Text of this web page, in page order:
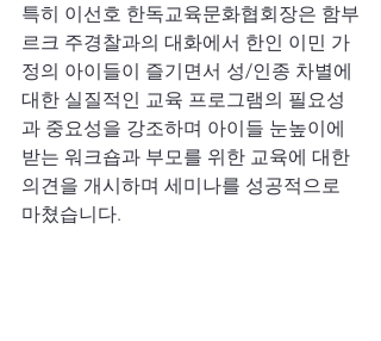
특히 이선호 한독교육문화협회장은 함부
르크 주경찰과의 대화에서 한인 이민 가
정의 아이들이 즐기면서 성/인종 차별에
대한 실질적인 교육 프로그램의 필요성
과 중요성을 강조하며 아이들 눈높이에
받는 워크숍과 부모를 위한 교육에 대한
의견을 개시하며 세미나를 성공적으로
마쳤습니다.